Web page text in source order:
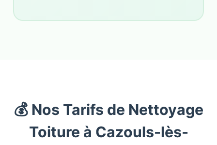
💰 Nos Tarifs de Nettoyage
Toiture à Cazouls-lès-